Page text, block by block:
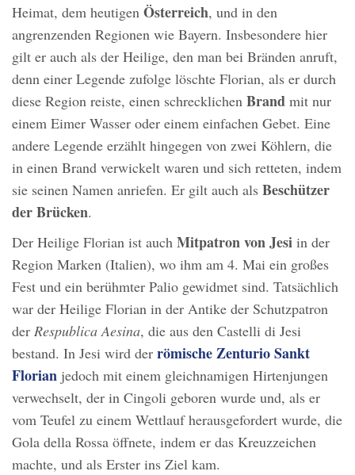
Heimat, dem heutigen Österreich, und in den
angrenzenden Regionen wie Bayern. Insbesondere hier
gilt er auch als der Heilige, den man bei Bränden anruft,
denn einer Legende zufolge löschte Florian, als er durch
diese Region reiste, einen schrecklichen Brand mit nur
einem Eimer Wasser oder einem einfachen Gebet. Eine
andere Legende erzählt hingegen von zwei Köhlern, die
in einen Brand verwickelt waren und sich retteten, indem
sie seinen Namen anriefen. Er gilt auch als Beschützer
der Brücken.
Der Heilige Florian ist auch Mitpatron von Jesi in der
Region Marken (Italien), wo ihm am 4. Mai ein großes
Fest und ein berühmter Palio gewidmet sind. Tatsächlich
war der Heilige Florian in der Antike der Schutzpatron
der Respublica Aesina, die aus den Castelli di Jesi
bestand. In Jesi wird der römische Zenturio Sankt
Florian jedoch mit einem gleichnamigen Hirtenjungen
verwechselt, der in Cingoli geboren wurde und, als er
vom Teufel zu einem Wettlauf herausgefordert wurde, die
Gola della Rossa öffnete, indem er das Kreuzzeichen
machte, und als Erster ins Ziel kam.